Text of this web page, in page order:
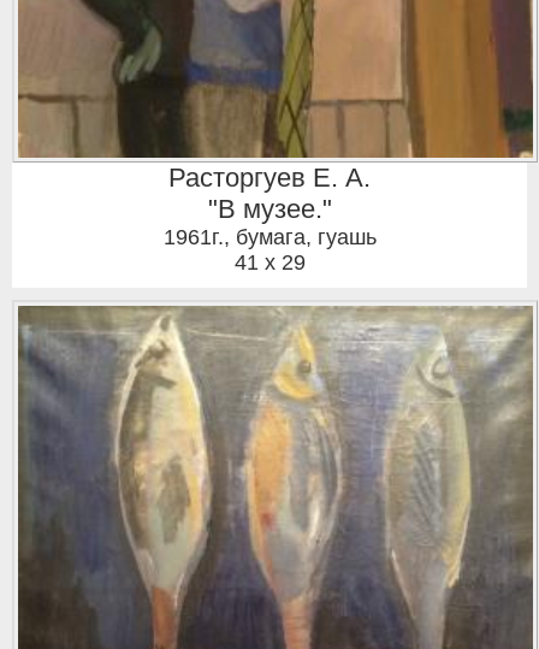
Расторгуев Е. А.
"В музее."
1961г., бумага, гуашь
41 x 29